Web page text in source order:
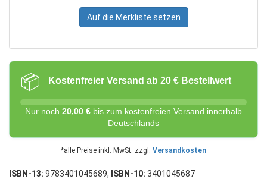
Auf die Merkliste setzen
📦 Kostenfreier Versand ab 20 € Bestellwert
Nur noch 20,00 € bis zum kostenfreien Versand innerhalb
Deutschlands
*alle Preise inkl. MwSt. zzgl. Versandkosten
ISBN-13: 9783401045689, ISBN-10: 3401045687